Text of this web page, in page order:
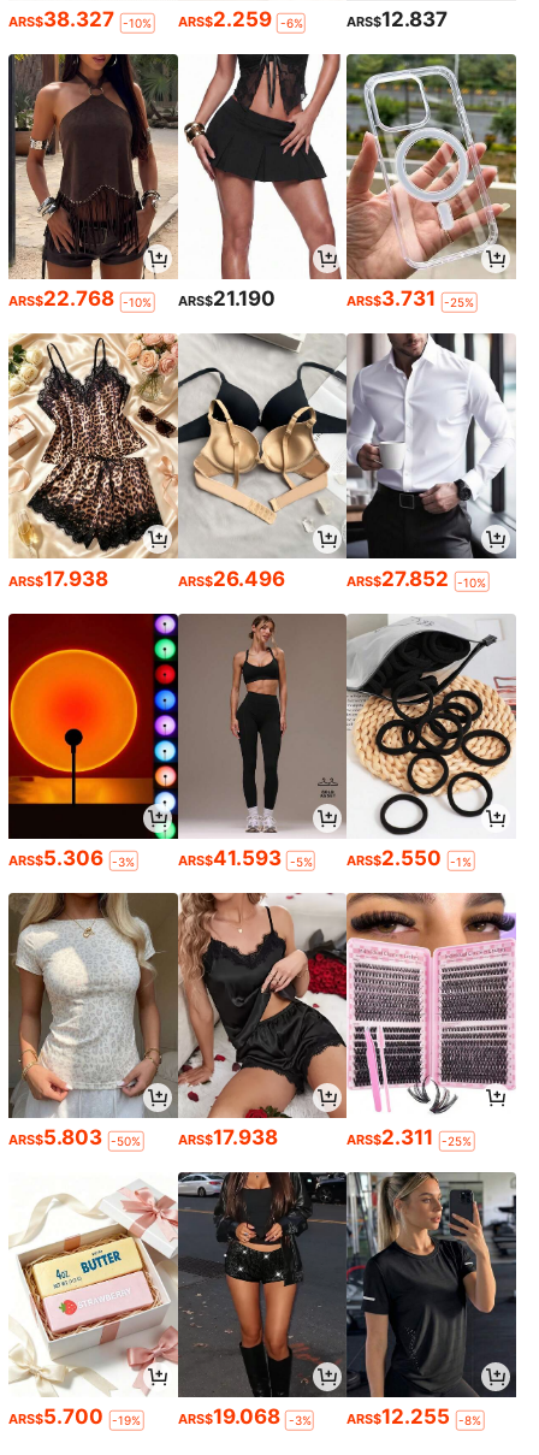
ARS$38.327 -10% ARS$2.259 -6% ARS$12.837
ARS$22.768 -10% ARS$21.190 ARS$3.731 -25%
ARS$17.938 ARS$26.496 ARS$27.852 -10%
ARS$5.306 -3% ARS$41.593 -5% ARS$2.550 -1%
ARS$5.803 -50% ARS$17.938 ARS$2.311 -25%
ARS$5.700 -19% ARS$19.068 -3% ARS$12.255 -8%